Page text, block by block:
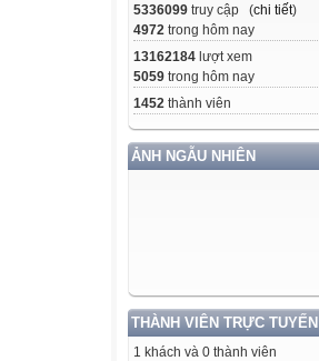
5336099 truy cập (chi tiết)
4972 trong hôm nay
13162184 lượt xem
5059 trong hôm nay
1452 thành viên
ẢNH NGẪU NHIÊN
THÀNH VIÊN TRỰC TUYẾN
1 khách và 0 thành viên